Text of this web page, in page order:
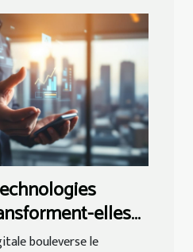
elles
bouleverse le